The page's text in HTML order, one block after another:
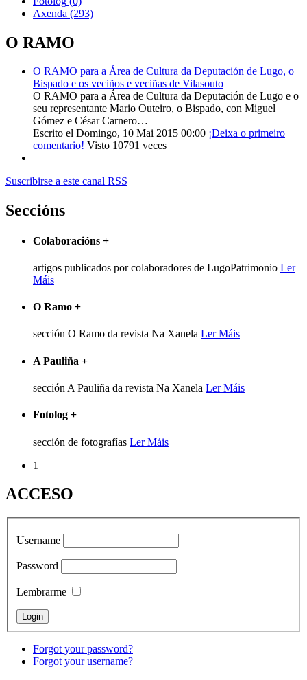
Axenda (293)
O RAMO
O RAMO para a Área de Cultura da Deputación de Lugo, o
Bispado e os veciños e veciñas de Vilasouto
O RAMO para a Área de Cultura da Deputación de Lugo e o
seu representante Mario Outeiro, o Bispado, con Miguel
Gómez e César Carnero…
Escrito el Domingo, 10 Mai 2015 00:00 ¡Deixa o primeiro
comentario! Visto 10791 veces
Suscribirse a este canal RSS
Seccións
Colaboracións +
artigos publicados por colaboradores de LugoPatrimonio Ler
Máis
O Ramo +
sección O Ramo da revista Na Xanela Ler Máis
A Pauliña +
sección A Pauliña da revista Na Xanela Ler Máis
Fotolog +
sección de fotografías Ler Máis
1
ACCESO
Username
Password
Lembrarme
Forgot your password?
Forgot your username?